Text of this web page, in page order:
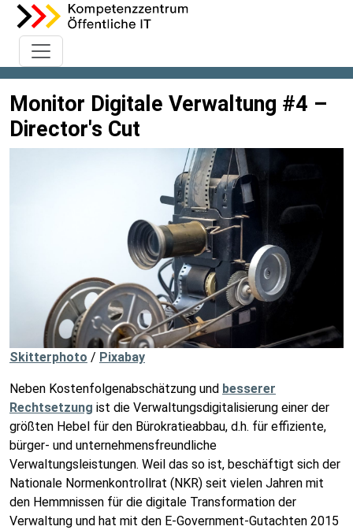
Monitor Digitale Verwaltung #4 –
Director's Cut
Skitterphoto / Pixabay
Neben Kostenfolgenabschätzung und besserer
Rechtsetzung ist die Verwaltungsdigitalisierung einer der
größten Hebel für den Bürokratieabbau, d.h. für effiziente,
bürger- und unternehmensfreundliche
Verwaltungsleistungen. Weil das so ist, beschäftigt sich der
Nationale Normenkontrollrat (NKR) seit vielen Jahren mit
den Hemmnissen für die digitale Transformation der
Verwaltung und hat mit den E-Government-Gutachten 2015